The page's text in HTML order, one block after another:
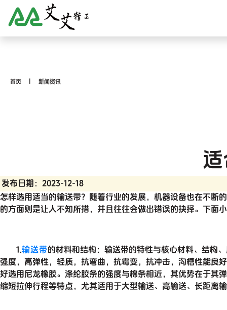
首页 新闻资讯
发布日期：2023-12-18
怎样选用适当的输送带？随着行业的发展，机器设备也在不断
的方面则是让人不知所措，并且往往会做出错误的抉择。下面
1.输送带的材料和结构：输送带的特性与核心材料、结构
强度，高弹性，轻质，抗弯曲，抗霉变，抗冲击，沟槽性能良
好选用尼龙橡胶。涤纶胶条的强度与棉条相近，其优势在于其
缩短拉伸行程等特点，尤其适用于大型输送、高输送、长距离